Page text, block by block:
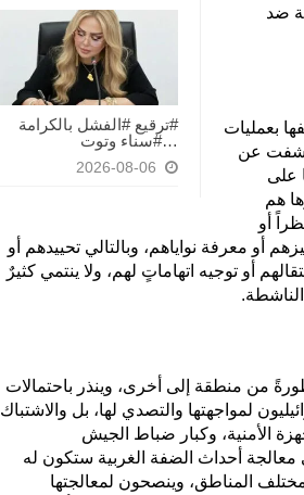
#ترقيع #الفشل بالكرامة
…#سناء وتوت
2026-08-06
ضد
بعمليات
كشفت عن
على
هم
أو
أو معرفة نواياهم، وبالتالي تحييدهم أو
أو توجيه اتهاماتٍ لهم، ولا ينتمي كثيرٌ
من منطقة إلى أخرى، وينذر باحتمالات
لمواجهتها والتصدي لها، بل والاشتباك
الأمنية، وكبار ضباط الجيش
معالجة أحداث الضفة الغربية ستكون له
المناطق، وينصحون لمعالجتها